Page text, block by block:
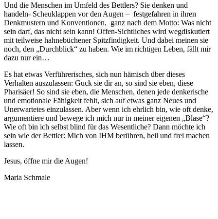
Und die Menschen im Umfeld des Bettlers? Sie denken und
handeln- Scheuklappen vor den Augen – festgefahren in ihren
Denkmustern und Konventionen, ganz nach dem Motto: Was nicht
sein darf, das nicht sein kann! Offen-Sichtliches wird wegdiskutiert
mit teilweise hahnebüchener Spitzfindigkeit. Und dabei meinen sie
noch, den „Durchblick“ zu haben. Wie im richtigen Leben, fällt mir
dazu nur ein…
Es hat etwas Verführerisches, sich nun hämisch über dieses
Verhalten auszulassen: Guck sie dir an, so sind sie eben, diese
Pharisäer! So sind sie eben, die Menschen, denen jede denkerische
und emotionale Fähigkeit fehlt, sich auf etwas ganz Neues und
Unerwartetes einzulassen. Aber wenn ich ehrlich bin, wie oft denke,
argumentiere und bewege ich mich nur in meiner eigenen „Blase“?
Wie oft bin ich selbst blind für das Wesentliche? Dann möchte ich
sein wie der Bettler: Mich von IHM berühren, heil und frei machen
lassen.
Jesus, öffne mir die Augen!
Maria Schmale